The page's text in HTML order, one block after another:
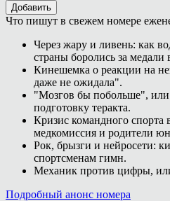
Добавить
Что пишут в свежем номере
Через жару и ливень: как
страны боролись за
Кинешемка о реакции на
даже не ожидала".
"Мозгов бы побольше", или
подготовку теракта.
Кризис командного
медкомиссия и родители
Рок, брызги и нейросети:
спортсменам гимн.
Механик против цифры,
Подробный анонс номера